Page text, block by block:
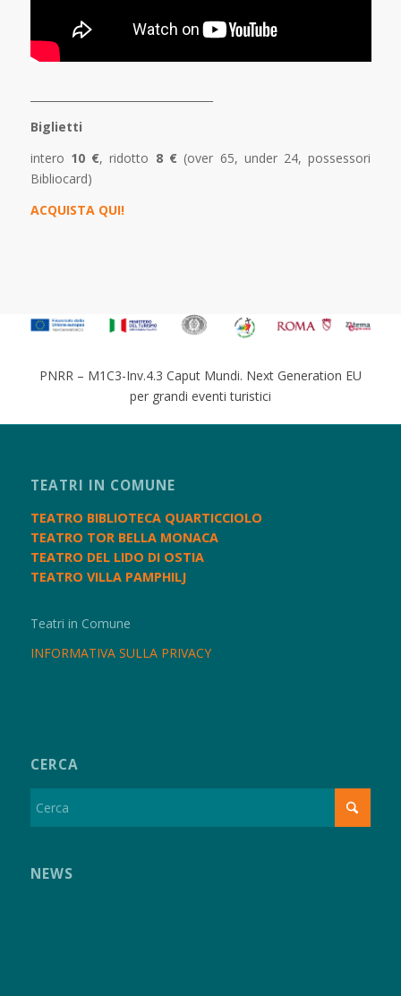
Biglietti
intero 10 €, ridotto 8 € (over 65, under 24, possessori
Bibliocard)
ACQUISTA QUI!
PNRR – M1C3-Inv.4.3 Caput Mundi. Next Generation EU
per grandi eventi turistici
TEATRI IN COMUNE
TEATRO BIBLIOTECA QUARTICCIOLO
TEATRO TOR BELLA MONACA
TEATRO DEL LIDO DI OSTIA
TEATRO VILLA PAMPHILJ
Teatri in Comune
INFORMATIVA SULLA PRIVACY
CERCA
NEWS